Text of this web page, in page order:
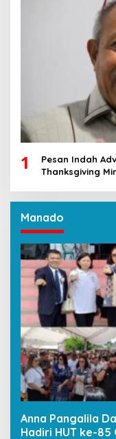
1
Pesan Indah
Thanksgiving
Manado
Anna Pangalila
Hadiri HUT ke-